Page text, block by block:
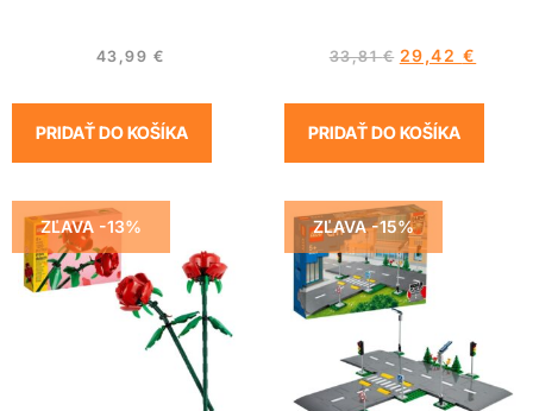
43,99 €
PRIDAŤ DO KOŠÍKA
33,81€ 29,42 €
PRIDAŤ DO KOŠÍKA
ZĽAVA -13% ZĽAVA -15%